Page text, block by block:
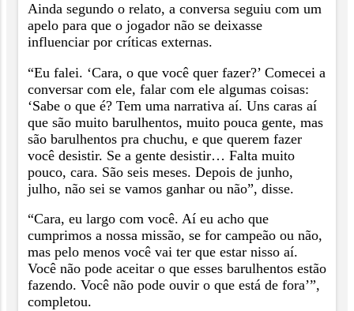
Ainda segundo o relato, a conversa seguiu com um
apelo para que o jogador não se deixasse
influenciar por críticas externas.
“Eu falei. ‘Cara, o que você quer fazer?’ Comecei a
conversar com ele, falar com ele algumas coisas:
‘Sabe o que é? Tem uma narrativa aí. Uns caras aí
que são muito barulhentos, muito pouca gente, mas
são barulhentos pra chuchu, e que querem fazer
você desistir. Se a gente desistir… Falta muito
pouco, cara. São seis meses. Depois de junho,
julho, não sei se vamos ganhar ou não”, disse.
“Cara, eu largo com você. Aí eu acho que
cumprimos a nossa missão, se for campeão ou não,
mas pelo menos você vai ter que estar nisso aí.
Você não pode aceitar o que esses barulhentos estão
fazendo. Você não pode ouvir o que está de fora’”,
completou.